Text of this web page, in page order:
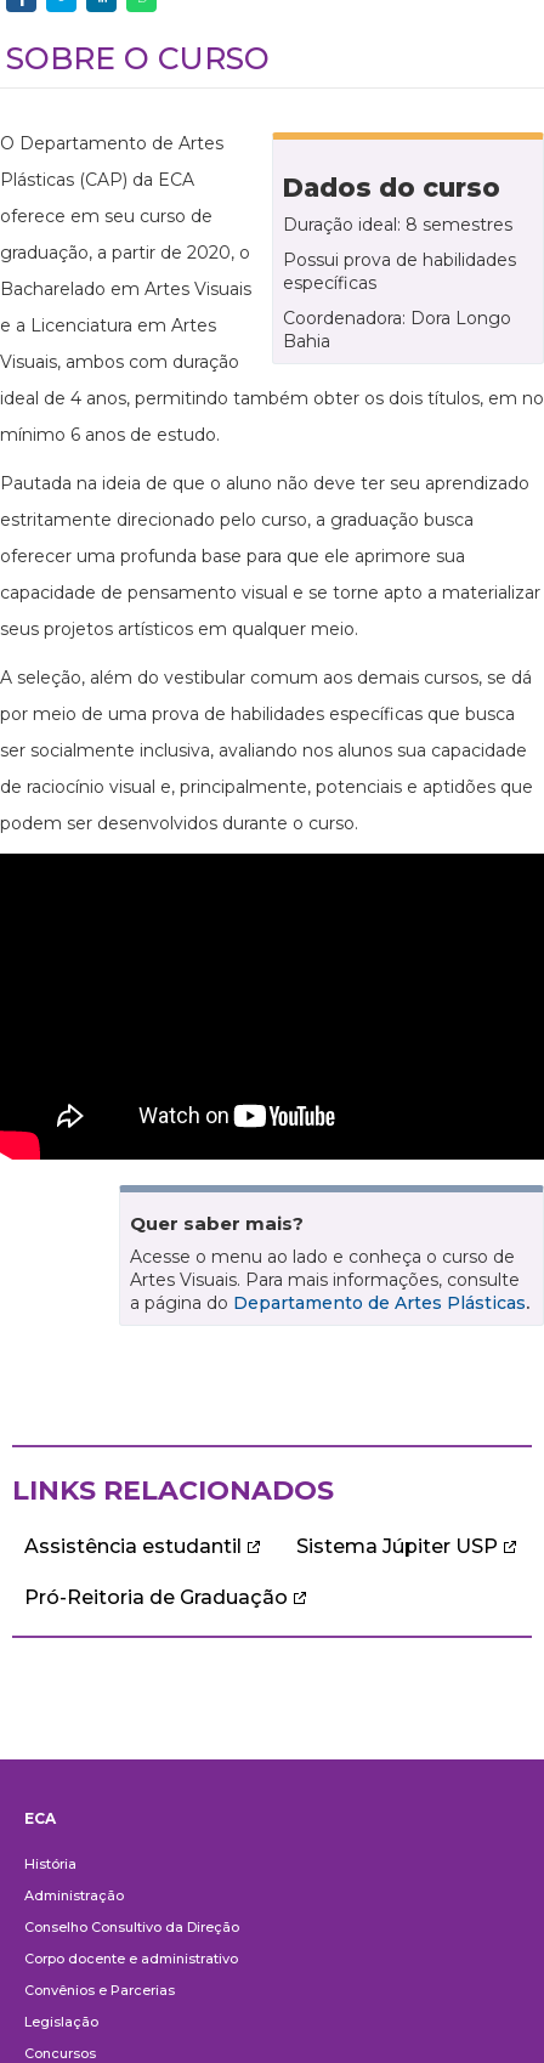
SOBRE O CURSO
Dados do curso
Duração ideal: 8 semestres
Possui prova de habilidades
específicas
Coordenadora: Dora Longo
Bahia
O Departamento de Artes
Plásticas (CAP) da ECA
oferece em seu curso de
graduação, a partir de 2020, o
Bacharelado em Artes Visuais
e a Licenciatura em Artes
Visuais, ambos com duração
ideal de 4 anos, permitindo também obter os dois títulos, em no
mínimo 6 anos de estudo.
Pautada na ideia de que o aluno não deve ter seu aprendizado
estritamente direcionado pelo curso, a graduação busca
oferecer uma profunda base para que ele aprimore sua
capacidade de pensamento visual e se torne apto a materializar
seus projetos artísticos em qualquer meio.
A seleção, além do vestibular comum aos demais cursos, se dá
por meio de uma prova de habilidades específicas que busca
ser socialmente inclusiva, avaliando nos alunos sua capacidade
de raciocínio visual e, principalmente, potenciais e aptidões que
podem ser desenvolvidos durante o curso.
Quer saber mais?
Acesse o menu ao lado e conheça o curso de
Artes Visuais. Para mais informações, consulte
a página do Departamento de Artes Plásticas.
LINKS RELACIONADOS
Assistência estudantil Sistema Júpiter USP
Pró-Reitoria de Graduação
ECA
História
Administração
Conselho Consultivo da Direção
Corpo docente e administrativo
Convênios e Parcerias
Legislação
Concursos